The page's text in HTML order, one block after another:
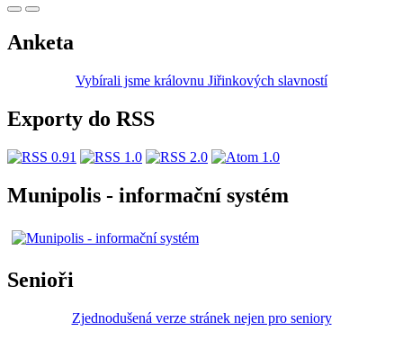
Anketa
Vybírali jsme královnu Jiřinkových slavností
Exporty do RSS
Munipolis - informační systém
Senioři
Zjednodušená verze stránek nejen pro seniory